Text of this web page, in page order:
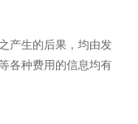
产生的后果，均由发
各种费用的信息均有